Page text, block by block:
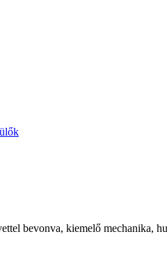
bevonva, kiemelő mechanika,